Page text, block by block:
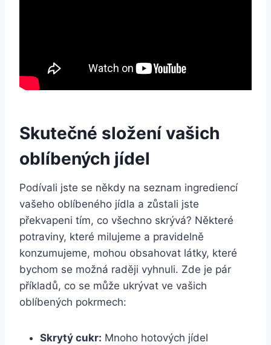
Skutečné složení vašich
oblíbených jídel
Podívali jste se někdy na seznam ingrediencí
vašeho oblíbeného jídla a zůstali jste
překvapeni tím, co všechno skrývá? Některé
potraviny, které milujeme a pravidelně
konzumujeme, mohou obsahovat látky, které
bychom se možná raději vyhnuli. Zde je pár
příkladů, co se může ukrývat ve vašich
oblíbených pokrmech:
Skrytý cukr: Mnoho hotových jídel